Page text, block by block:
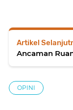
Artikel
Ancaman
OPINI